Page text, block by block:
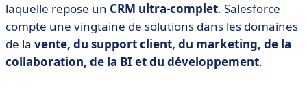
laquelle repose un CRM ultra-complet. Salesforce
compte une vingtaine de solutions dans les domaines
de la vente, du support client, du marketing, de la
collaboration, de la BI et du développement.